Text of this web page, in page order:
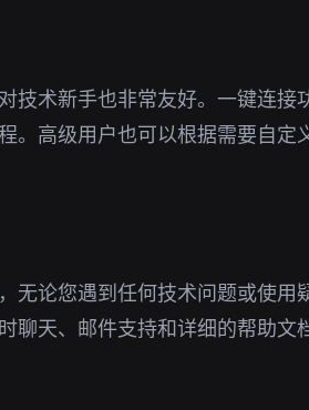
技术新手也非常友好。一键连接
。高级用户也可以根据需要自定
无论您遇到任何技术问题或使用
聊天、邮件支持和详细的帮助文